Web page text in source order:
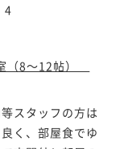
4
（8～12帖）
スタッフの方は
く、部屋食でゆ